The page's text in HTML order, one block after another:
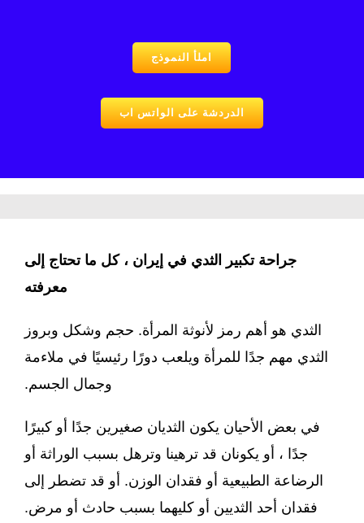
املأ النموذج
الدردشة على الواتس اب
جراحة تكبير الثدي في إيران ، كل ما تحتاج إلى
معرفته
الثدي هو أهم رمز لأنوثة المرأة. حجم وشكل وبروز
الثدي مهم جدًا للمرأة ويلعب دورًا رئيسيًا في ملاءمة
وجمال الجسم.
في بعض الأحيان يكون الثديان صغيرين جدًا أو كبيرًا
جدًا ، أو يكونان قد ترهينا وترهل بسبب الوراثة أو
الرضاعة الطبيعية أو فقدان الوزن. أو قد تضطر إلى
فقدان أحد الثديين أو كليهما بسبب حادث أو مرض.